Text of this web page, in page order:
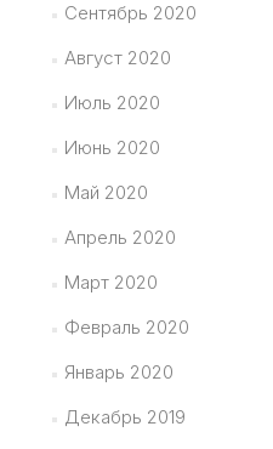
Сентябрь 2020
Август 2020
Июль 2020
Июнь 2020
Май 2020
Апрель 2020
Март 2020
Февраль 2020
Январь 2020
Декабрь 2019